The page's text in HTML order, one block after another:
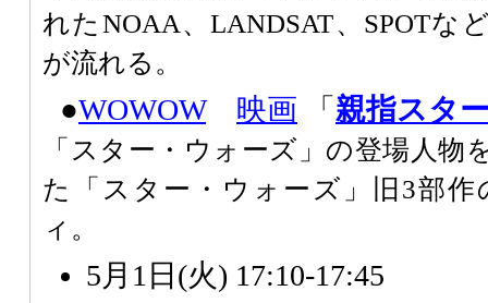
れたNOAA、LANDSAT、SPOTな
が流れる。
●WOWOW 映画 「 親指スタ
「スター・ウォーズ」の登場人物
た「スター・ウォーズ」旧3部
ィ。
5月1日(火) 17:10-17:45